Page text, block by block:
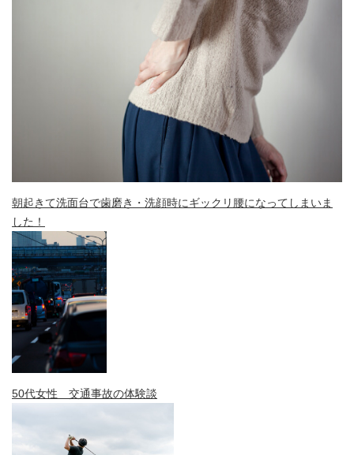
朝起きて洗面台で歯磨き・洗顔時にギックリ腰になってしまいま
した！
50代女性 交通事故の体験談